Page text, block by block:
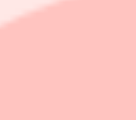
har genomfört den
mot senaste
i Asmodee och fördelas på
riktade sig mot svenska och
39,55 miljoner aktier,
procent av rösterna. Båda har